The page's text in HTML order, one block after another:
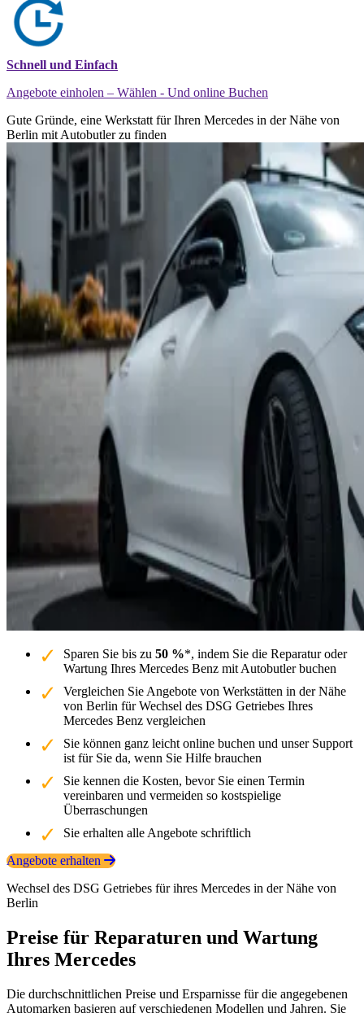
Schnell und Einfach
Angebote einholen – Wählen - Und online Buchen
Gute Gründe, eine Werkstatt für Ihren Mercedes in der Nähe von
Berlin mit Autobutler zu finden
Sparen Sie bis zu 50 %*, indem Sie die Reparatur oder
Wartung Ihres Mercedes Benz mit Autobutler buchen
Vergleichen Sie Angebote von Werkstätten in der Nähe
von Berlin für Wechsel des DSG Getriebes Ihres
Mercedes Benz vergleichen
Sie können ganz leicht online buchen und unser Support
ist für Sie da, wenn Sie Hilfe brauchen
Sie kennen die Kosten, bevor Sie einen Termin
vereinbaren und vermeiden so kostspielige
Überraschungen
Sie erhalten alle Angebote schriftlich
Angebote erhalten
Wechsel des DSG Getriebes für ihres Mercedes in der Nähe von
Berlin
Preise für Reparaturen und Wartung
Ihres Mercedes
Die durchschnittlichen Preise und Ersparnisse für die angegebenen
Automarken basieren auf verschiedenen Modellen und Jahren. Sie